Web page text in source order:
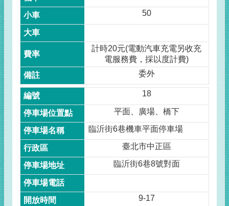
50
計時20元(電動汽車充電另收充
電服務費，採以度計費)
委外
18
平面、廣場、橋下
臨沂街6巷機車平面停車場
臺北市中正區
臨沂街6巷8號對面
9-17